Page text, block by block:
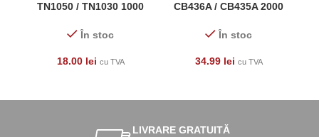
TN1050 / TN1030 1000
Laser
În stoc
18.00 lei cu TVA
CB436A / CB435A 2000
Laser
În stoc
34.99 lei cu TVA
LIVRARE GRATUITĂ